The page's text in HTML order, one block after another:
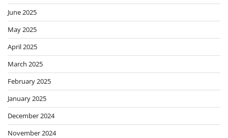
June 2025
May 2025
April 2025
March 2025
February 2025
January 2025
December 2024
November 2024